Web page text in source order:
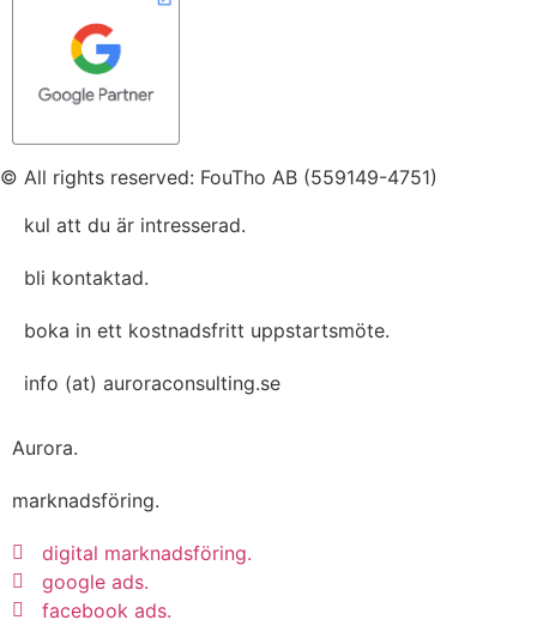
© All rights reserved: FouTho AB (559149-4751)
kul att du är intresserad.
bli kontaktad.
boka in ett kostnadsfritt uppstartsmöte.
info (at) auroraconsulting.se
Aurora.
marknadsföring.
digital marknadsföring.
google ads.
facebook ads.